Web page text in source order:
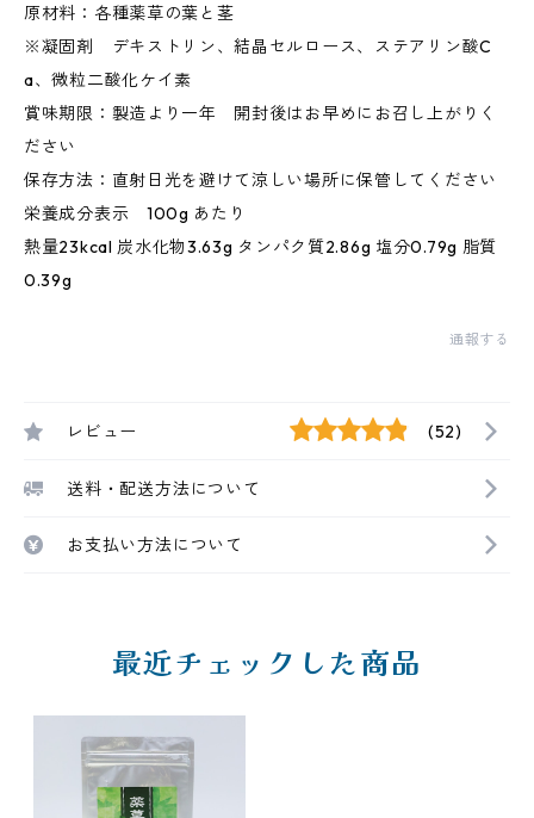
原材料：各種薬草の葉と茎
※凝固剤 デキストリン、結晶セルロース、ステアリン酸C
a、微粒二酸化ケイ素
賞味期限：製造より一年 開封後はお早めにお召し上がりく
ださい
保存方法：直射日光を避けて涼しい場所に保管してください
栄養成分表示 100g あたり
熱量23kcal 炭水化物3.63g タンパク質2.86g 塩分0.79g 脂質
0.39g
通報する
レビュー (52)
送料・配送方法について
お支払い方法について
最近チェックした商品